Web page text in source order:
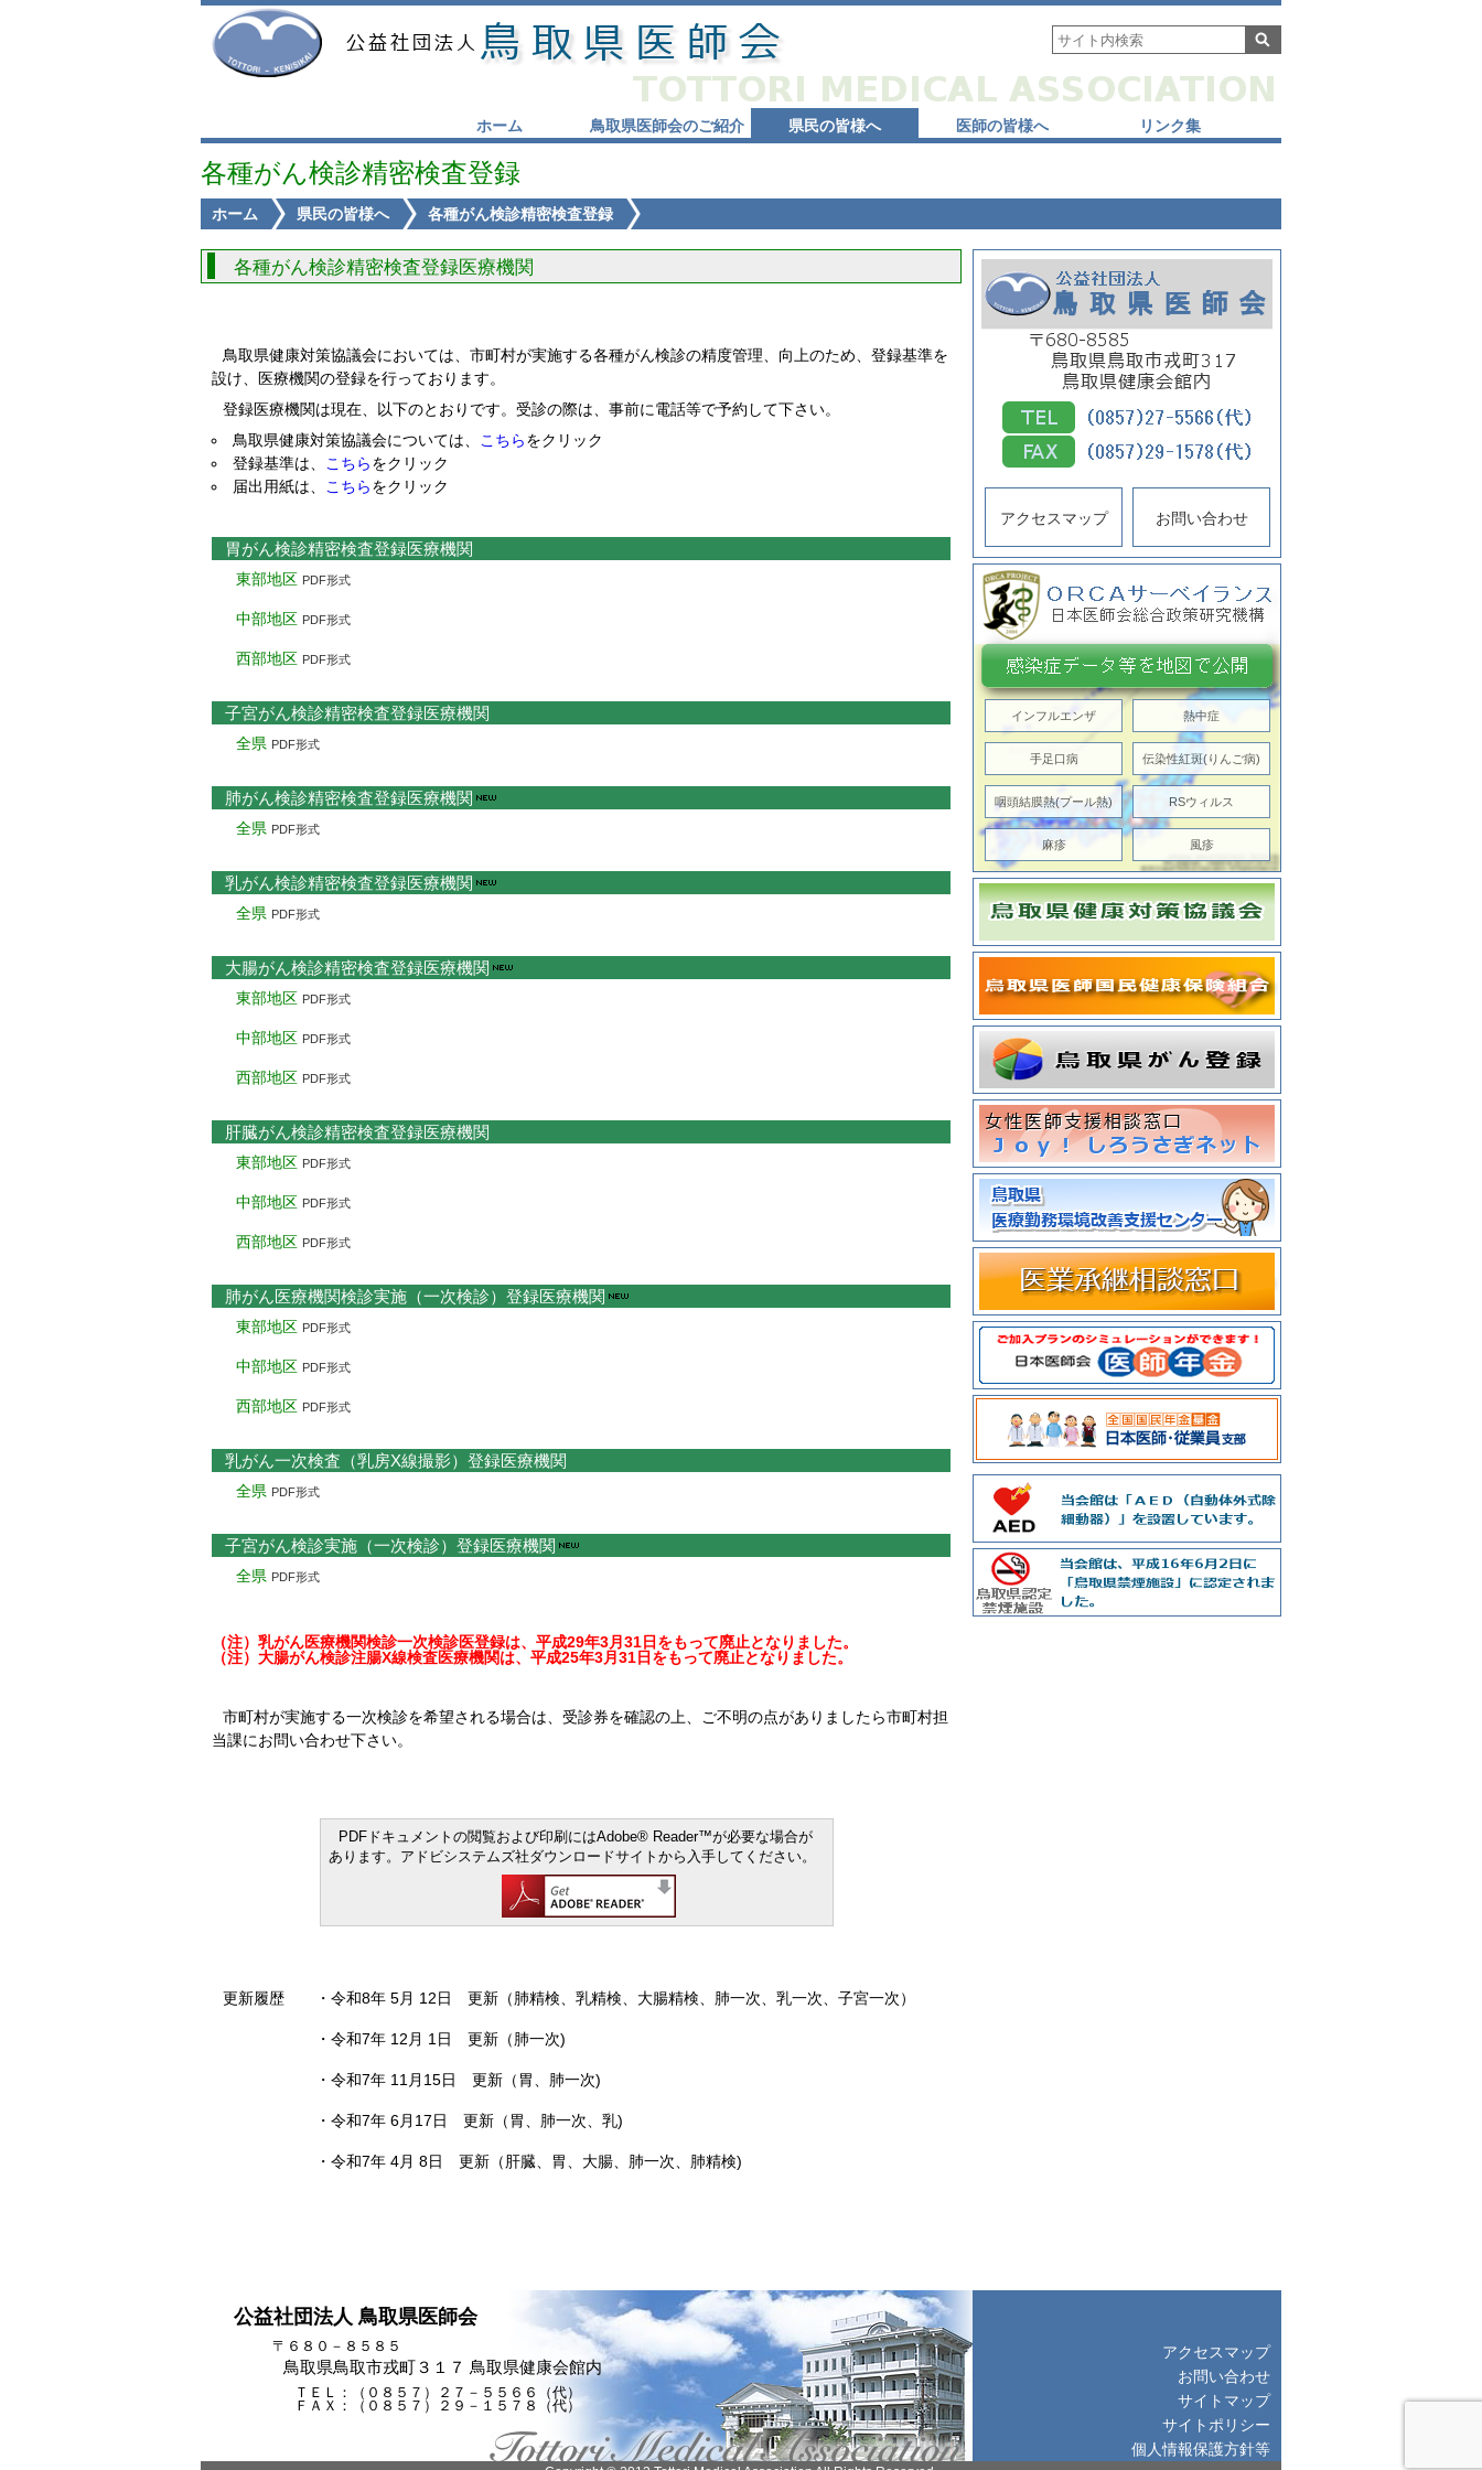
ホーム 鳥取県医師会のご紹介 県民の皆様へ 医師の皆様へ リンク集
各種がん検診精密検査登録
ホーム 県民の皆様へ 各種がん検診精密検査登録
各種がん検診精密検査登録医療機関
鳥取県健康対策協議会においては、市町村が実施する各種がん検診の精度管理、向上のため、登録基準を
設け、医療機関の登録を行っております。
登録医療機関は現在、以下のとおりです。受診の際は、事前に電話等で予約して下さい。
鳥取県健康対策協議会については、
こちらをクリック
登録基準は、
こちらをクリック
届出用紙は、
こちらをクリック
胃がん検診精密検査登録医療機関
東部地区 PDF形式
中部地区 PDF形式
西部地区 PDF形式
子宮がん検診精密検査登録医療機関
全県 PDF形式
肺がん検診精密検査登録医療機関
全県 PDF形式
乳がん検診精密検査登録医療機関
全県 PDF形式
大腸がん検診精密検査登録医療機関
東部地区 PDF形式
中部地区 PDF形式
西部地区 PDF形式
肝臓がん検診精密検査登録医療機関
東部地区 PDF形式
中部地区 PDF形式
西部地区 PDF形式
肺がん医療機関検診実施（一次検診）登録医療機関
東部地区 PDF形式
中部地区 PDF形式
西部地区 PDF形式
乳がん一次検査（乳房X線撮影）登録医療機関
全県 PDF形式
子宮がん検診実施（一次検診）登録医療機関
全県 PDF形式
（注）乳がん医療機関検診一次検診医登録は、平成29年3月31日をもって廃止となりました。
（注）大腸がん検診注腸X線検査医療機関は、平成25年3月31日をもって廃止となりました。
市町村が実施する一次検診を希望される場合は、受診券を確認の上、ご不明の点がありましたら市町村担
当課にお問い合わせ下さい。
PDFドキュメントの閲覧および印刷にはAdobe® Reader™が必要な場合が
あります。アドビシステムズ社ダウンロードサイトから入手してください。
更新履歴 ・令和8年 5月 12日 更新（肺精検、乳精検、大腸精検、肺一次、乳一次、子宮一次）
・令和7年 12月 1日 更新（肺一次)
・令和7年 11月15日 更新（胃、肺一次)
・令和7年 6月17日 更新（胃、肺一次、乳)
・令和7年 4月 8日 更新（肝臓、胃、大腸、肺一次、肺精検)
アクセスマップ お問い合わせ
インフルエンザ 熱中症
手足口病 伝染性紅斑(りんご病)
咽頭結膜熱(プール熱) RSウィルス
麻疹 風疹
公益社団法人 鳥取県医師会
〒６８０－８５８５
鳥取県鳥取市戎町３１７ 鳥取県健康会館内
ＴＥＬ：（０８５７）２７－５５６６（代）
ＦＡＸ：（０８５７）２９－１５７８（代）
アクセスマップ
お問い合わせ
サイトマップ
サイトポリシー
個人情報保護方針等